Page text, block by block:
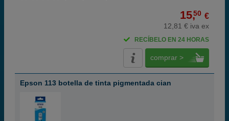
15,50 €
12,81 € iva ex
RECÍBELO EN 24 HORAS
comprar >
Epson 113 botella de tinta pigmentada cian